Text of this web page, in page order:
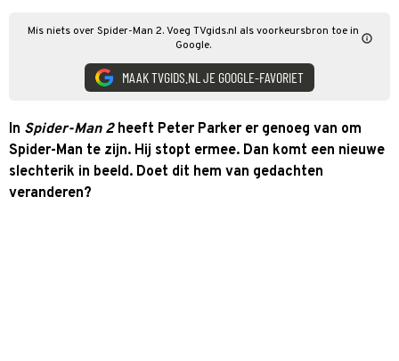
Mis niets over Spider-Man 2. Voeg TVgids.nl als voorkeursbron toe in
Google.
MAAK TVGIDS.NL JE GOOGLE-FAVORIET
In Spider-Man 2 heeft Peter Parker er genoeg van om
Spider-Man te zijn. Hij stopt ermee. Dan komt een nieuwe
slechterik in beeld. Doet dit hem van gedachten
veranderen?